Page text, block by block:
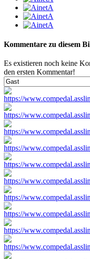
Kommentare zu diesem
Es existieren noch keine
den ersten Kommentar!